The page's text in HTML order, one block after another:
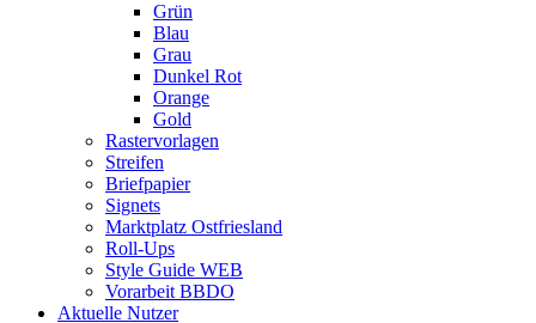
Grün
Blau
Grau
Dunkel Rot
Orange
Gold
Rastervorlagen
Streifen
Briefpapier
Signets
Marktplatz Ostfriesland
Roll-Ups
Style Guide WEB
Vorarbeit BBDO
Aktuelle Nutzer